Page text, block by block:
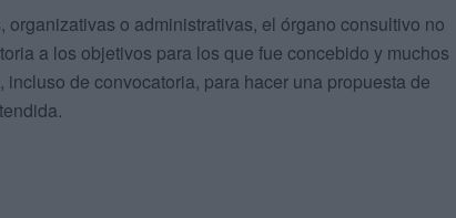
o administrativas, el órgano consultivo no
a los objetivos para los que fue concebido y muchos
de convocatoria, para hacer una propuesta de